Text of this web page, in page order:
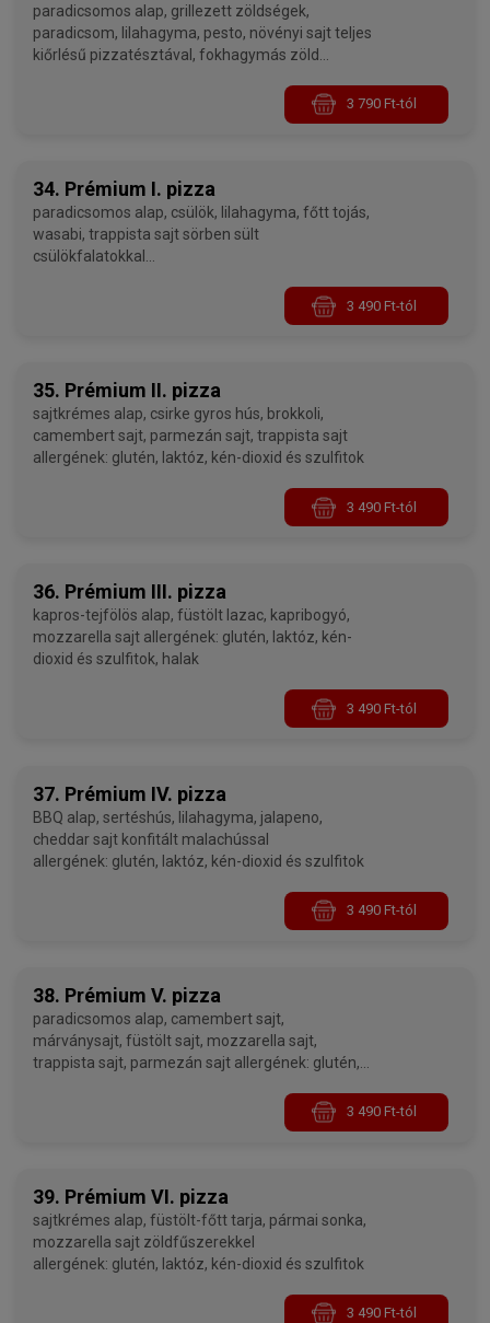
paradicsomos alap, grillezett zöldségek,
paradicsom, lilahagyma, pesto, növényi sajt teljes
kiőrlésű pizzatésztával, fokhagymás zöld
3 790 Ft-tól
34. Prémium I. pizza
paradicsomos alap, csülök, lilahagyma, főtt tojás,
wasabi, trappista sajt sörben sült
csülökfalatokkal
3 490 Ft-tól
35. Prémium II. pizza
sajtkrémes alap, csirke gyros hús, brokkoli,
camembert sajt, parmezán sajt, trappista sajt
allergének: glutén, laktóz, kén-dioxid és szulfitok
3 490 Ft-tól
36. Prémium III. pizza
kapros-tejfölös alap, füstölt lazac, kapribogyó,
mozzarella sajt allergének: glutén, laktóz, kén-
dioxid és szulfitok, halak
3 490 Ft-tól
37. Prémium IV. pizza
BBQ alap, sertéshús, lilahagyma, jalapeno,
cheddar sajt konfitált malachússal
allergének: glutén, laktóz, kén-dioxid és szulfitok
3 490 Ft-tól
38. Prémium V. pizza
paradicsomos alap, camembert sajt,
márványsajt, füstölt sajt, mozzarella sajt,
trappista sajt, parmezán sajt allergének: glutén,
3 490 Ft-tól
39. Prémium VI. pizza
sajtkrémes alap, füstölt-főtt tarja, pármai sonka,
mozzarella sajt zöldfűszerekkel
allergének: glutén, laktóz, kén-dioxid és szulfitok
3 490 Ft-tól